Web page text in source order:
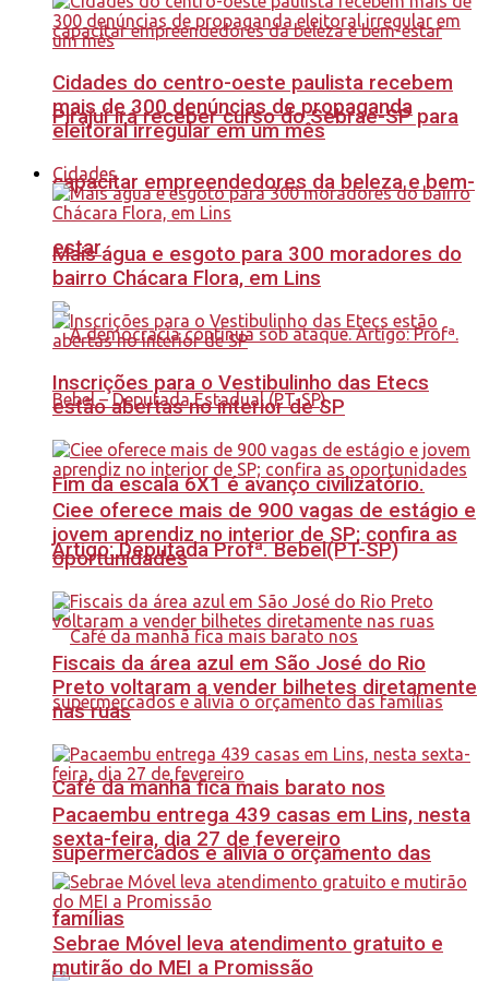
Pirajuí irá receber curso do Sebrae-SP para
capacitar empreendedores da beleza e bem-
estar
Fim da escala 6X1 é avanço civilizatório.
Artigo: Deputada Profª. Bebel(PT-SP)
Café da manhã fica mais barato nos
supermercados e alivia o orçamento das
famílias
Cidades do centro-oeste paulista recebem
mais de 300 denúncias de propaganda
eleitoral irregular em um mês
Cidades
Mais água e esgoto para 300 moradores do
bairro Chácara Flora, em Lins
Inscrições para o Vestibulinho das Etecs
estão abertas no interior de SP
Ciee oferece mais de 900 vagas de estágio e
jovem aprendiz no interior de SP; confira as
oportunidades
Fiscais da área azul em São José do Rio
Preto voltaram a vender bilhetes diretamente
nas ruas
Pacaembu entrega 439 casas em Lins, nesta
sexta-feira, dia 27 de fevereiro
Sebrae Móvel leva atendimento gratuito e
mutirão do MEI a Promissão